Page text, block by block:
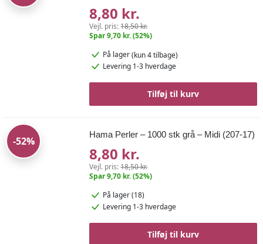
8,80 kr.
Vejl. pris:18,50 kr.
Spar 9,70 kr. (52%)
På lager(kun 4 tilbage)
Levering 1-3 hverdage
Tilføj til kurv
-52%
Hama Perler – 1000 stk grå – Midi (207-17)
8,80 kr.
Vejl. pris:18,50 kr.
Spar 9,70 kr. (52%)
På lager (18)
Levering 1-3 hverdage
Tilføj til kurv